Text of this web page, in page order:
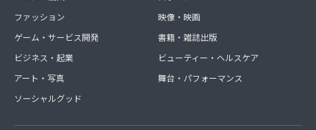
ファッション
ゲーム・サービス開発
ビジネス・起業
アート・写真
ソーシャルグッド
映像・映画
書籍・雑誌出版
ビューティー・ヘルスケア
舞台・パフォーマンス